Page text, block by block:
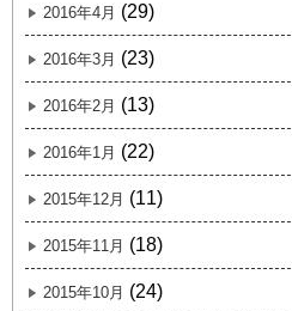
2016年4月 (29)
2016年3月 (23)
2016年2月 (13)
2016年1月 (22)
2015年12月 (11)
2015年11月 (18)
2015年10月 (24)